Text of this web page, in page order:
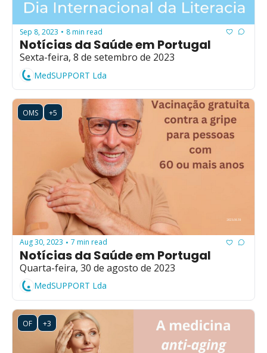
Sep 8, 2023 • 8 min read
Notícias da Saúde em Portugal
Sexta-feira, 8 de setembro de 2023
MedSUPPORT Lda
OMS +5
Aug 30, 2023 • 7 min read
Notícias da Saúde em Portugal
Quarta-feira, 30 de agosto de 2023
MedSUPPORT Lda
OF +3